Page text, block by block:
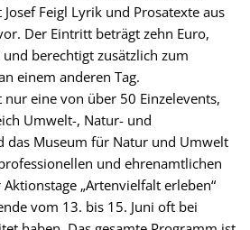
Feigl Lyrik und Prosatexte aus
Der Eintritt beträgt zehn Euro,
berechtigt zusätzlich zum
einem anderen Tag.
nur eine von über 50 Einzelevents,
Umwelt-, Natur- und
das Museum für Natur und Umwelt
und ehrenamtlichen
„Artenvielfalt erleben“
vom 13. bis 15. Juni oft bei